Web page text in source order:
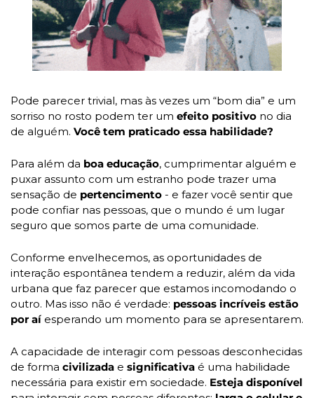
Pode parecer trivial, mas às vezes um “bom dia” e um
sorriso no rosto podem ter um efeito positivo no dia
de alguém. Você tem praticado essa habilidade?
Para além da boa educação, cumprimentar alguém e
puxar assunto com um estranho pode trazer uma
sensação de pertencimento - e fazer você sentir que
pode confiar nas pessoas, que o mundo é um lugar
seguro que somos parte de uma comunidade.
Conforme envelhecemos, as oportunidades de
interação espontânea tendem a reduzir, além da vida
urbana que faz parecer que estamos incomodando o
outro. Mas isso não é verdade: pessoas incríveis estão
por aí esperando um momento para se apresentarem.
A capacidade de interagir com pessoas desconhecidas
de forma civilizada e significativa é uma habilidade
necessária para existir em sociedade. Esteja disponível